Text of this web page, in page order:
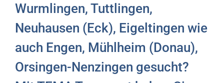
Wurmlingen, Tuttlingen,
Neuhausen (Eck), Eigeltingen wie
auch Engen, Mühlheim (Donau),
Orsingen-Nenzingen gesucht?